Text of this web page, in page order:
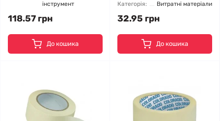
інструмент
118.57 грн
До кошика
Категорія:
Витратні матеріали
32.95 грн
До кошика